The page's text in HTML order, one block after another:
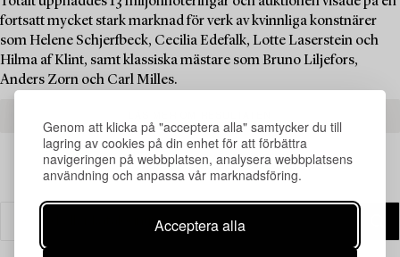
Genom att klicka på "acceptera alla" samtycker du till
lagring av cookies på din enhet för att förbättra
navigeringen på webbplatsen, analysera webbplatsens
användning och anpassa vår marknadsföring.
Acceptera alla
fortsatt mycket stark marknad för verk av kvinnliga konstnärer
som Helene Schjerfbeck, Cecilia Edefalk, Lotte Laserstein och
Hilma af Klint, samt klassiska mästare som Bruno Liljefors,
Anders Zorn och Carl Milles.